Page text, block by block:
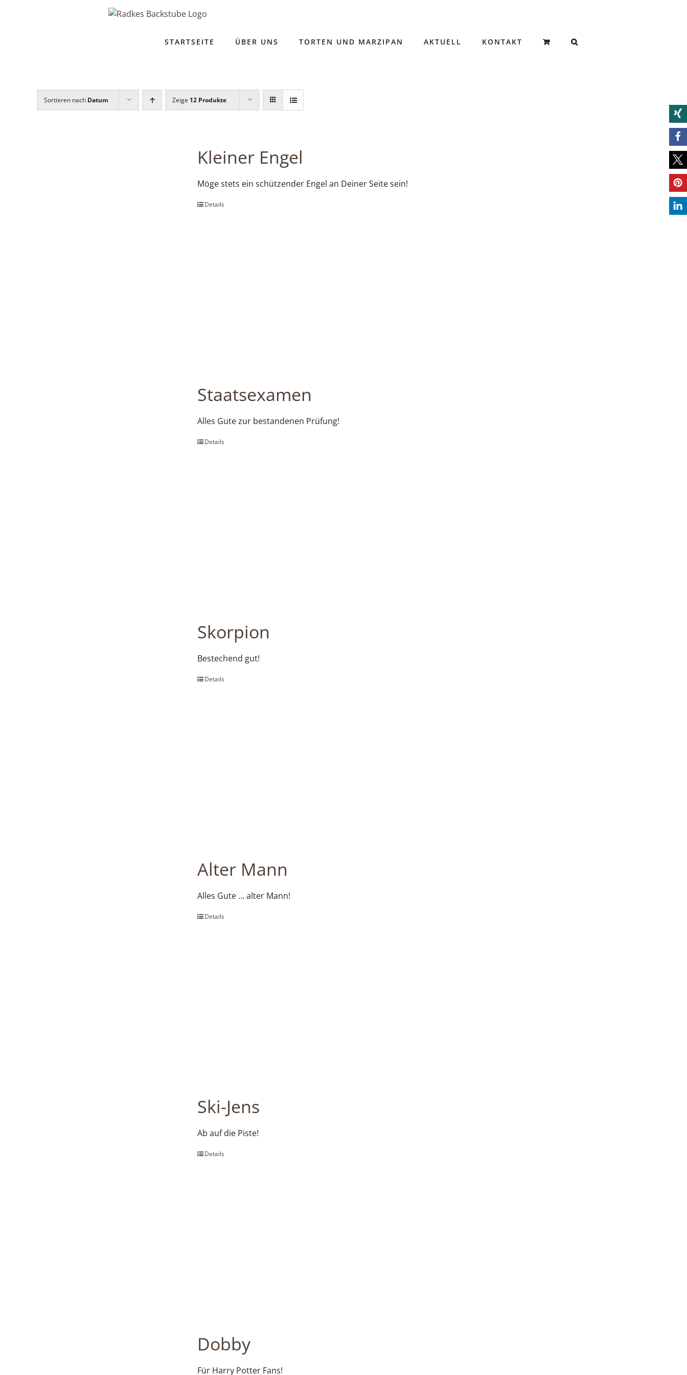
STARTSEITE ÜBER UNS TORTEN UND MARZIPAN AKTUELL KONTAKT
Sortieren nach Datum Zeige 12 Produkte
Kleiner Engel
Möge stets ein schützender Engel an Deiner Seite sein!
Details
Staatsexamen
Alles Gute zur bestandenen Prüfung!
Details
Skorpion
Bestechend gut!
Details
Alter Mann
Alles Gute ... alter Mann!
Details
Ski-Jens
Ab auf die Piste!
Details
Dobby
Für Harry Potter Fans!